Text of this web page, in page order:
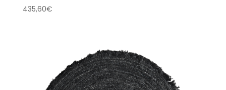
435,60€